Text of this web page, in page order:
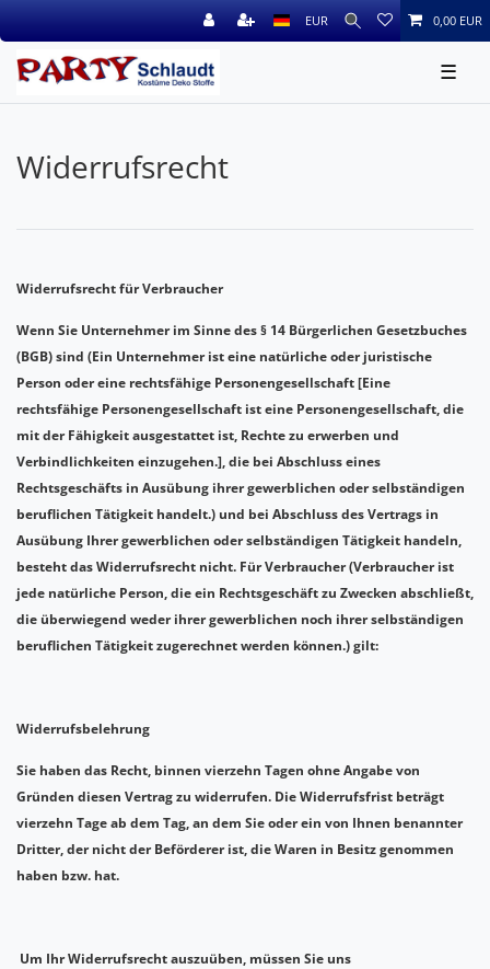
EUR 0,00 EUR
☰
Widerrufs­recht
Widerrufsrecht für Verbraucher
Wenn Sie Unternehmer im Sinne des § 14 Bürgerlichen Gesetzbuches
(BGB) sind (Ein Unternehmer ist eine natürliche oder juristische
Person oder eine rechtsfähige Personengesellschaft [Eine
rechtsfähige Personengesellschaft ist eine Personengesellschaft, die
mit der Fähigkeit ausgestattet ist, Rechte zu erwerben und
Verbindlichkeiten einzugehen.], die bei Abschluss eines
Rechtsgeschäfts in Ausübung ihrer gewerblichen oder selbständigen
beruflichen Tätigkeit handelt.) und bei Abschluss des Vertrags in
Ausübung Ihrer gewerblichen oder selbständigen Tätigkeit handeln,
besteht das Widerrufsrecht nicht. Für Verbraucher (Verbraucher ist
jede natürliche Person, die ein Rechtsgeschäft zu Zwecken abschließt,
die überwiegend weder ihrer gewerblichen noch ihrer selbständigen
beruflichen Tätigkeit zugerechnet werden können.) gilt:
Widerrufsbelehrung
Sie haben das Recht, binnen vierzehn Tagen ohne Angabe von
Gründen diesen Vertrag zu widerrufen. Die Widerrufsfrist beträgt
vierzehn Tage ab dem Tag, an dem Sie oder ein von Ihnen benannter
Dritter, der nicht der Beförderer ist, die Waren in Besitz genommen
haben bzw. hat.
Um Ihr Widerrufsrecht auszuüben, müssen Sie uns